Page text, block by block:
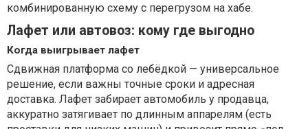
комбинированную схему с перегрузом на хабе.
Лафет или автовоз: кому где выгодно
Когда выигрывает лафет
Сдвижная платформа со лебёдкой — универсальное
решение, если важны точные сроки и адресная
доставка. Лафет забирает автомобиль у продавца,
аккуратно затягивает по длинным аппарелям (есть